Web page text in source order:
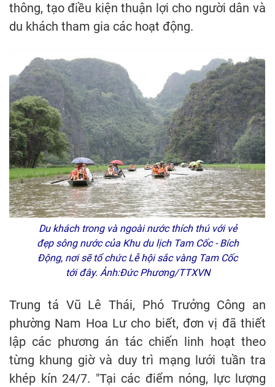
thông, tạo điều kiện thuận lợi cho người dân và
du khách tham gia các hoạt động.
Du khách trong và ngoài nước thích thú với vẻ
đẹp sông nước của Khu du lịch Tam Cốc - Bích
Động, nơi sẽ tổ chức Lễ hội sắc vàng Tam Cốc
tới đây. Ảnh:Đức Phương/TTXVN
Trung tá Vũ Lê Thái, Phó Trưởng Công an
phường Nam Hoa Lư cho biết, đơn vị đã thiết
lập các phương án tác chiến linh hoạt theo
từng khung giờ và duy trì mạng lưới tuần tra
khép kín 24/7. "Tại các điểm nóng, lực lượng